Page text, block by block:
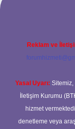
Reklam ve
Yasal Uyarı: Sitemiz,
İletişim Kurumu
hizmet
denetleme veya